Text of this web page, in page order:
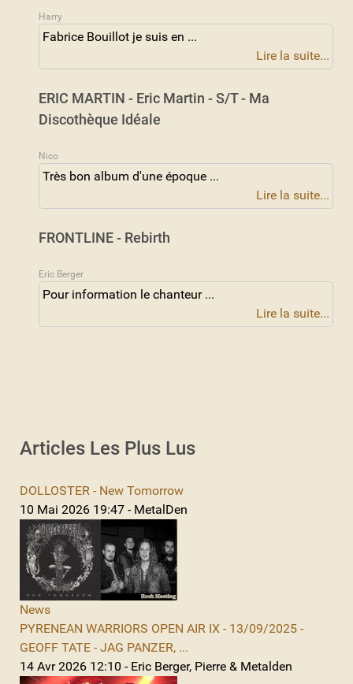
Harry
Fabrice Bouillot je suis en ...
Lire la suite...
ERIC MARTIN - Eric Martin - S/T - Ma
Discothèque Idéale
Nico
Très bon album d'une époque ...
Lire la suite...
FRONTLINE - Rebirth
Eric Berger
Pour information le chanteur ...
Lire la suite...
Articles Les Plus Lus
DOLLOSTER - New Tomorrow
10 Mai 2026 19:47 - MetalDen
News
PYRENEAN WARRIORS OPEN AIR IX - 13/09/2025 -
GEOFF TATE - JAG PANZER, ...
14 Avr 2026 12:10 - Eric Berger, Pierre & Metalden